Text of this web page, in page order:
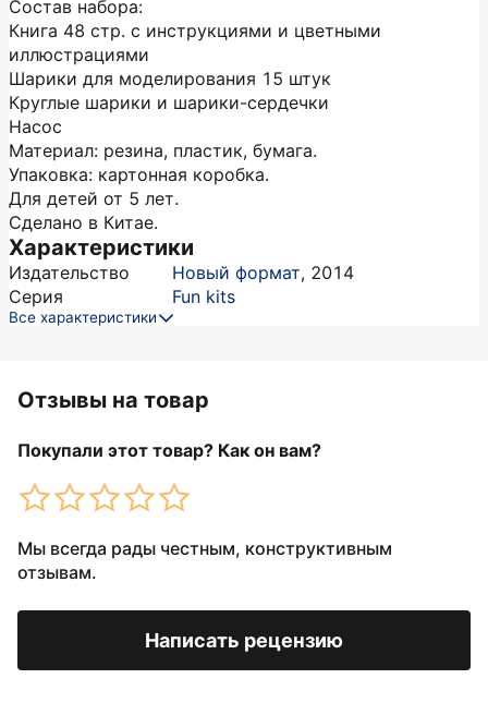
Состав набора:
Книга 48 стр. с инструкциями и цветными
иллюстрациями
Шарики для моделирования 15 штук
Круглые шарики и шарики-сердечки
Насос
Материал: резина, пластик, бумага.
Упаковка: картонная коробка.
Для детей от 5 лет.
Сделано в Китае.
Характеристики
Издательство Новый формат, 2014
Серия
Fun kits
Все характеристики
Отзывы на товар
Покупали этот товар? Как он вам?
Мы всегда рады честным, конструктивным
отзывам.
Написать рецензию